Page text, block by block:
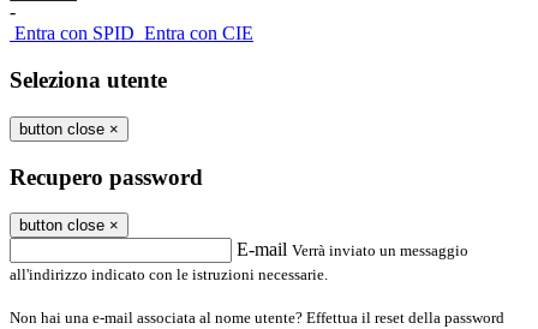
-
Entra con SPID Entra con CIE
Seleziona utente
button close ×
Recupero password
button close ×
E-mail Verrà inviato un messaggio
all'indirizzo indicato con le istruzioni necessarie.
Non hai una e-mail associata al nome utente? Effettua il reset della password